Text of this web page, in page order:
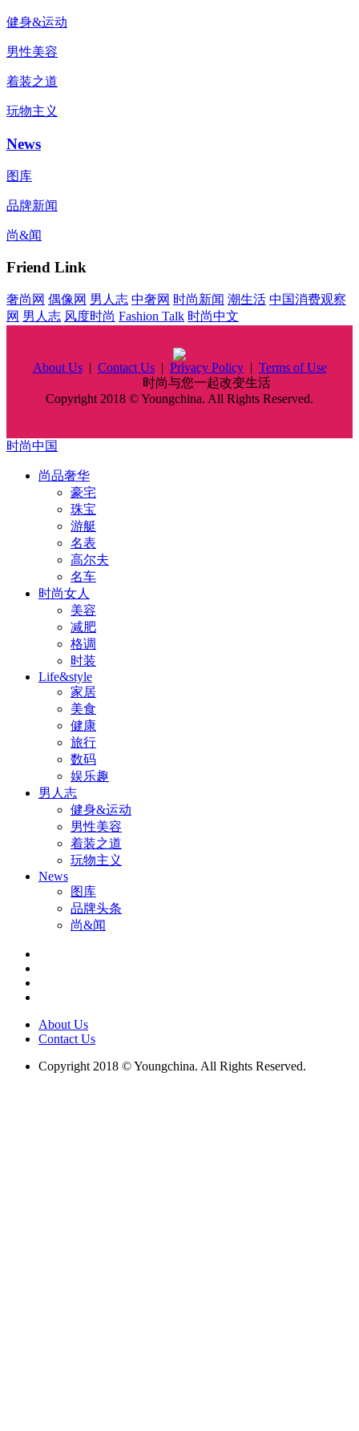
健身&运动
男性美容
着装之道
玩物主义
News
图库
品牌新闻
尚&闻
Friend Link
奢尚网 偶像网 男人志 中奢网 时尚新闻 潮生活 中国消费观察
网 男人志 风度时尚 Fashion Talk 时尚中文
About Us| Contact Us| Privacy Policy| Terms of Use
时尚与您一起改变生活
Copyright 2018 © Youngchina. All Rights Reserved.
时尚中国
尚品奢华
豪宅
珠宝
游艇
名表
高尔夫
名车
时尚女人
美容
减肥
格调
时装
Life&style
家居
美食
健康
旅行
数码
娱乐趣
男人志
健身&运动
男性美容
着装之道
玩物主义
News
图库
品牌头条
尚&闻
About Us
Contact Us
Copyright 2018 © Youngchina. All Rights Reserved.